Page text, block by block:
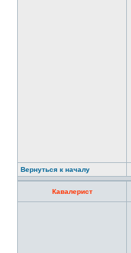
Вернуться к началу
Кавалерист